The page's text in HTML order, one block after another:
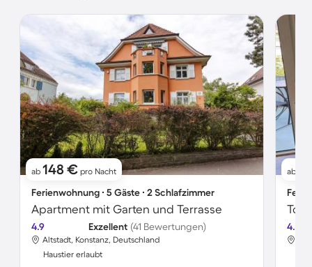
ab 148 € pro Nacht
Ferienwohnung ∙ 5 Gäste ∙ 2 Schlafzimmer
Apartment mit Garten und Terrasse
4.9 Exzellent (41 Bewertungen)
Altstadt, Konstanz, Deutschland
Haustier erlaubt
ab
4.7